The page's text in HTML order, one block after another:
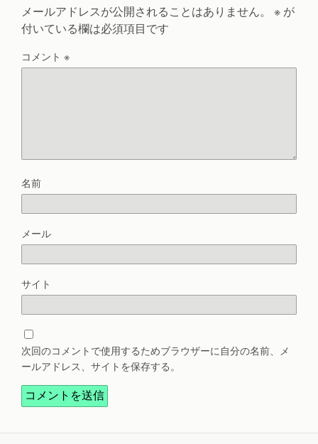
メールアドレスが公開されることはありません。 ※ が
付いている欄は必須項目です
コメント ※
名前
メール
サイト
次回のコメントで使用するためブラウザーに自分の名前、メ
ールアドレス、サイトを保存する。